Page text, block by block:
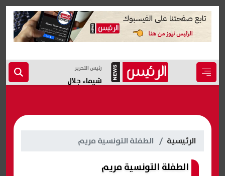
رئيس التحرير
شيماء جلال
الرئيسية الطفلة التونسية مريم
الطفلة التونسية مريم